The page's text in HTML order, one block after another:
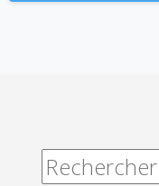
Rechercher :